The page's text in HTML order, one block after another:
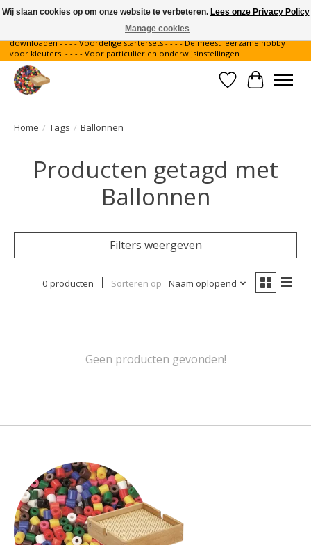
Gratis verzending binnen Nederland - - - - Legvoorbeelden gratis te
downloaden - - - - Voordelige startersets - - - - De meest leerzame hobby
voor kleuters! - - - - Voor particulier en onderwijsinstellingen
Verlanglijst
Home / Tags / Ballonnen
Producten getagd met
Ballonnen
Filters weergeven
0 producten Sorteren op Naam oplopend
Geen producten gevonden!
Wij slaan cookies op om onze website te verbeteren. Lees onze Privacy Policy
Manage cookies